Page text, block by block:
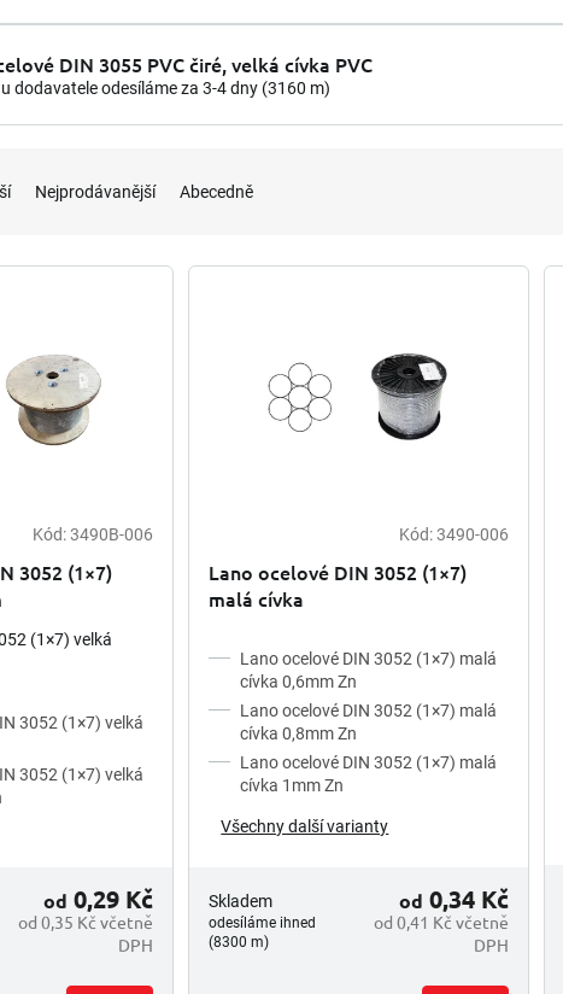
DIN 3055 PVC čiré, velká cívka PVC
dodavatele odesíláme za 3-4 dny (3160 m)
Nejprodávanější Abecedně
Kód:3490B-006
3052 (1×7)
(1×7) velká
3052 (1×7) velká
3052 (1×7) velká
od 0,35 Kč včetně
DPH
od 0,29 Kč
Kód:3490-006
Lano ocelové DIN 3052 (1×7)
malá cívka
Lano ocelové DIN 3052 (1×7) malá
cívka 0,6mm Zn
Lano ocelové DIN 3052 (1×7) malá
cívka 0,8mm Zn
Lano ocelové DIN 3052 (1×7) malá
cívka 1mm Zn
Všechny další varianty
Skladem
odesíláme ihned
(8300 m)
od 0,41 Kč včetně
DPH
od 0,34 Kč